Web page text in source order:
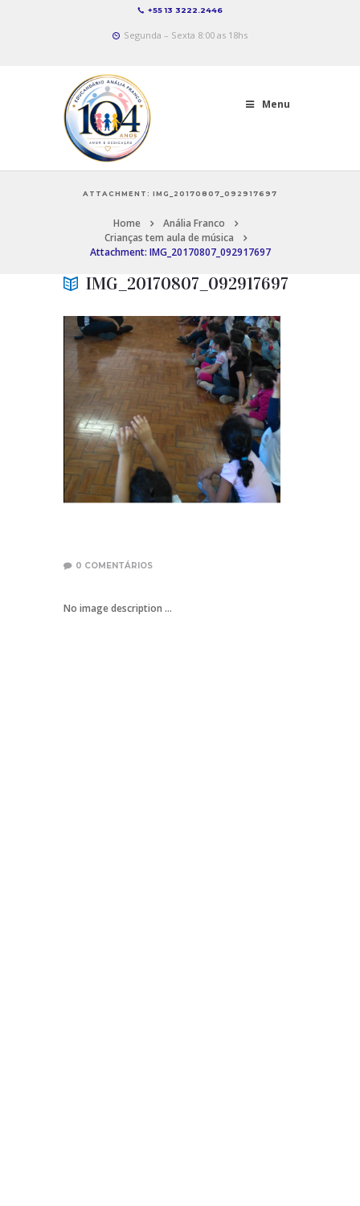
+55 13 3222.2446
Segunda – Sexta 8:00 as 18hs
Menu
ATTACHMENT: IMG_20170807_092917697
Home
Anália Franco
Crianças tem aula de música
Attachment: IMG_20170807_092917697
IMG_20170807_092917697
0 COMENTÁRIOS
No image description ...